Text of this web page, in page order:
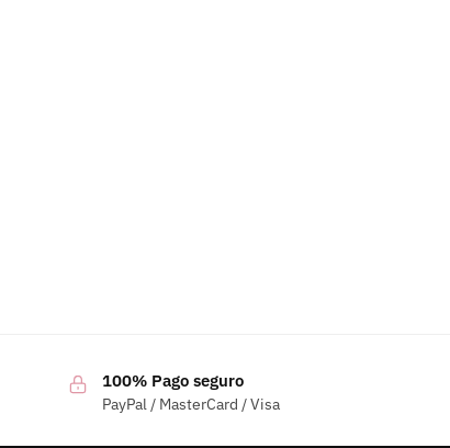
100% Pago seguro
PayPal / MasterCard / Visa